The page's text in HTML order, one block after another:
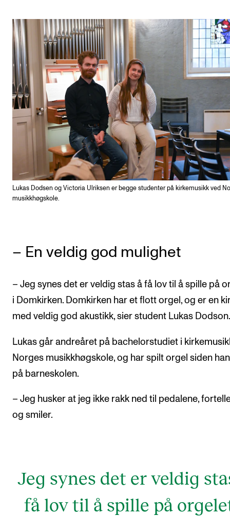
Lukas Dodsen og Victoria Ulriksen er begge studenter på kirkemusikk ved
musikkhøgskole.
– En veldig god mulighet
– Jeg synes det er veldig stas å få lov til å spille på
i Domkirken. Domkirken har et flott orgel, og er en
med veldig god akustikk, sier student Lukas Dodson.
Lukas går andreåret på bachelorstudiet i
Norges musikkhøgskole, og har spilt orgel siden
på barneskolen.
– Jeg husker at jeg ikke rakk ned til pedalene,
og smiler.
Jeg synes det er veldig
få lov til å spille på